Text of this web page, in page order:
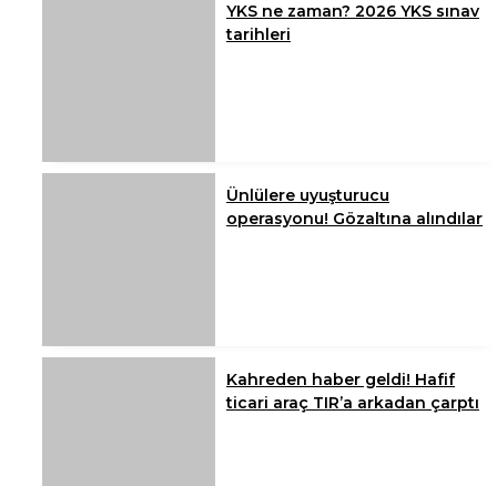
YKS ne zaman? 2026 YKS sınav
tarihleri
Ünlülere uyuşturucu
operasyonu! Gözaltına alındılar
Kahreden haber geldi! Hafif
ticari araç TIR’a arkadan çarptı